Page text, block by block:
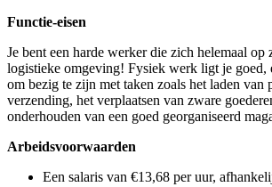
Functie-eisen
Je bent een harde werker die zich helemaal
logistieke omgeving! Fysiek werk ligt je goed,
om bezig te zijn met taken zoals het laden van
verzending, het verplaatsen van zware
onderhouden van een goed georganiseerd
Arbeidsvoorwaarden
Een salaris van €13,68 per uur,